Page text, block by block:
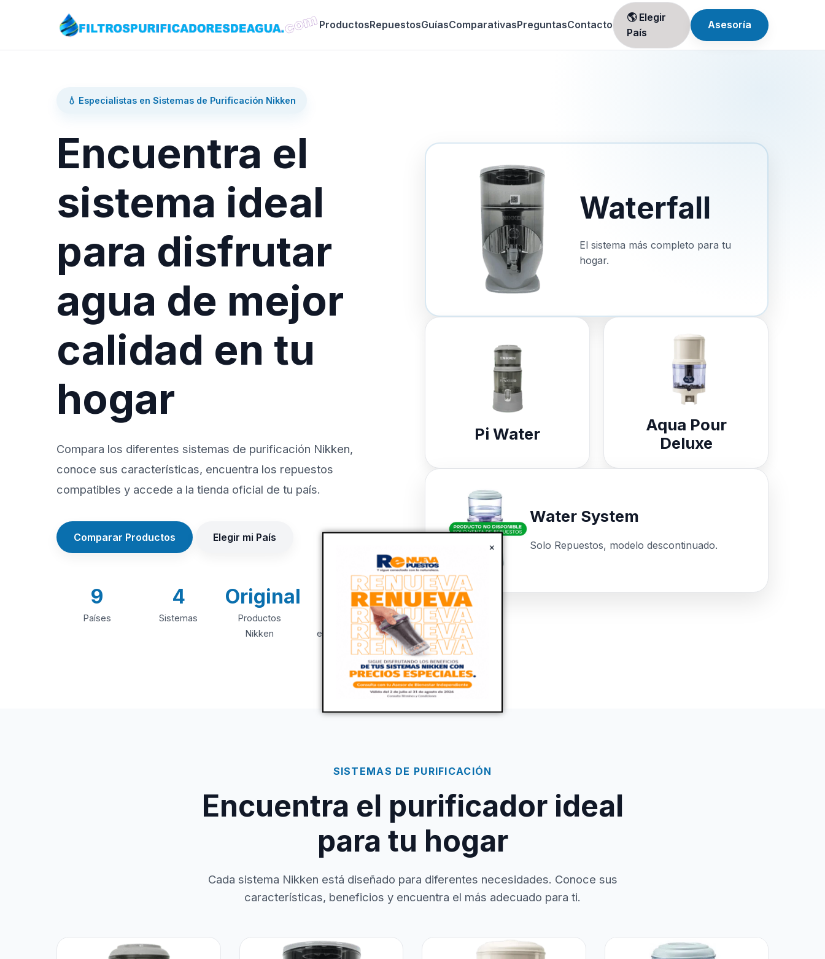
×
ProductosRepuestosGuíasComparativasPreguntasContacto
🌎 Elegir
País
Asesoría
💧 Especialistas en Sistemas de Purificación Nikken
Encuentra el
sistema ideal
para disfrutar
agua de mejor
calidad en tu
hogar
Compara los diferentes sistemas de purificación Nikken,
conoce sus características, encuentra los repuestos
compatibles y accede a la tienda oficial de tu país.
Comparar Productos Elegir mi País
9
Países
4
Sistemas
Original
Productos
Nikken
+20
Años de
experiencia
Waterfall
El sistema más completo para tu
hogar.
Pi Water
Aqua Pour
Deluxe
Water System
Solo Repuestos, modelo descontinuado.
SISTEMAS DE PURIFICACIÓN
Encuentra el purificador ideal
para tu hogar
Cada sistema Nikken está diseñado para diferentes necesidades. Conoce sus
características, beneficios y encuentra el más adecuado para ti.